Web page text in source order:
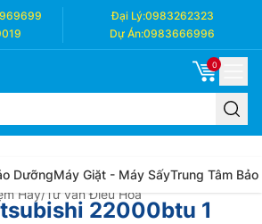
Đại Lý:0983262323
Dự Án:0983666996
0
DưỡngMáy Giặt - Máy SấyTrung Tâm Bảo
Hay/Tư vấn Điều Hòa
22000btu 1